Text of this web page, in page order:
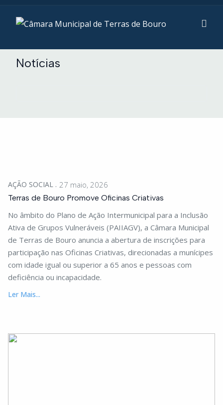
Notícias
AÇÃO SOCIAL 27 maio, 2026
Terras de Bouro Promove Oficinas Criativas
No âmbito do Plano de Ação Intermunicipal para a Inclusão
Ativa de Grupos Vulneráveis (PAIIAGV), a Câmara Municipal
de Terras de Bouro anuncia a abertura de inscrições para
participação nas Oficinas Criativas, direcionadas a munícipes
com idade igual ou superior a 65 anos e pessoas com
deficiência ou incapacidade.
Ler Mais...